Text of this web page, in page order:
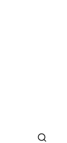
Otwórz